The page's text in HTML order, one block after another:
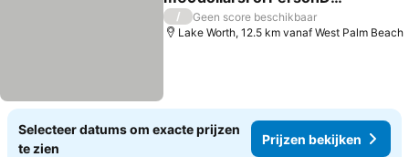
ly
/
Geen score beschikbaar
Lake Worth, 12.5 km vanaf West Palm Beach
Selecteer datums om exacte prijzen
te zien
Prijzen bekijken